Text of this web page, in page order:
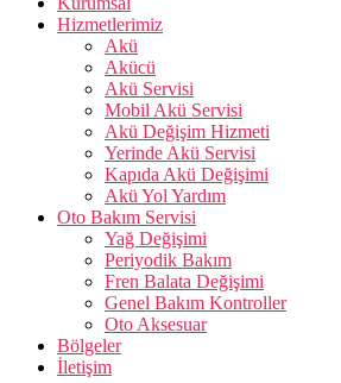
Hizmetlerimiz
Akü
Akücü
Akü Servisi
Mobil Akü Servisi
Akü Değişim Hizmeti
Yerinde Akü Servisi
Kapıda Akü Değişimi
Akü Yol Yardım
Oto Bakım Servisi
Yağ Değişimi
Periyodik Bakım
Fren Balata Değişimi
Genel Bakım Kontroller
Oto Aksesuar
Bölgeler
İletişim